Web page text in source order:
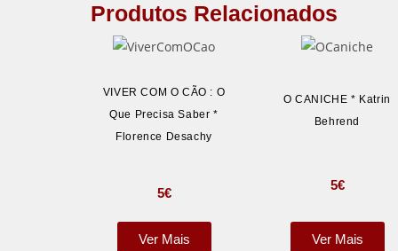
Produtos Relacionados
VIVER COM O CÃO : O
Que Precisa Saber *
Florence Desachy
5€
Ver Mais
O CANICHE * Katrin
Behrend
5€
Ver Mais